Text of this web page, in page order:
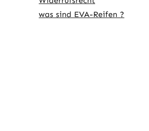
was sind EVA-Reifen ?